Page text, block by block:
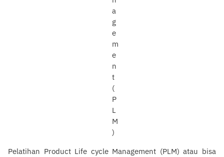
Pelatihan Product Life cycle Management (PLM) atau bisa